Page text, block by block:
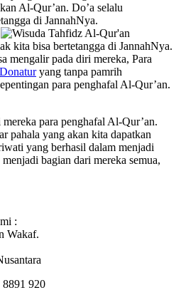
Al-Qur’an. Do’a selalu
di JannahNya.
kita bisa bertetangga di JannahNya.
mengalir pada diri mereka, Para
Donaturyang tanpa pamrih
para penghafal Al-Qur’an.
para penghafal Al-Qur’an.
pahala yang akan kita dapatkan
yang berhasil dalam menjadi
bagian dari mereka semua,
:
Wakaf.
920